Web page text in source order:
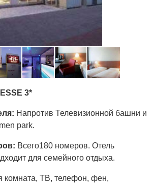
3*
Напротив Телевизионной башни и
park.
Всего180 номеров. Отель
для семейного отдыха.
комната, ТВ, телефон, фен,